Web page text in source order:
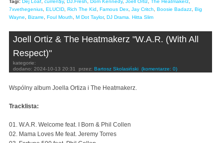
Tagi: Dej Loaf, curren$y, DJ.Fresh, Dom Kennedy, Joell Ortiz, The Heatmakerz,
7xvethegenius, ELUCID, Rich The Kid, Famous Dex, Jay Critch, Boosie Badazz, Big
Wayne, Bizarre, Foul Mouth, M Dot Taylor, DJ Drama. Hitta Slim
Joell Ortiz & The Heatmakerz "W.A.R. (With All
Respect)"
kategorie:
dodano: 2024-10-13 20:31 przez: Bartosz Skolasiński (komentarze: 0)
Wspólny album Joella Ortiza i The Heatmakerz.
Tracklista:
01. W.A.R. Welcome feat. I Born & Phil Collen
02. Mama Loves Me feat. Jeremy Torres